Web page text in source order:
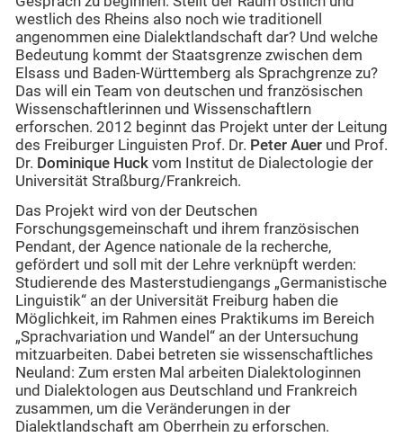
westlich des Rheins also noch wie traditionell
angenommen eine Dialektlandschaft dar? Und welche
Bedeutung kommt der Staatsgrenze zwischen dem
Elsass und Baden-Württemberg als Sprachgrenze zu?
Das will ein Team von deutschen und französischen
Wissenschaftlerinnen und Wissenschaftlern
erforschen. 2012 beginnt das Projekt unter der Leitung
des Freiburger Linguisten Prof. Dr. Peter Auer und Prof.
Dr. Dominique Huck vom Institut de Dialectologie der
Universität Straßburg/Frankreich.
Das Projekt wird von der Deutschen
Forschungsgemeinschaft und ihrem französischen
Pendant, der Agence nationale de la recherche,
gefördert und soll mit der Lehre verknüpft werden:
Studierende des Masterstudiengangs „Germanistische
Linguistik“ an der Universität Freiburg haben die
Möglichkeit, im Rahmen eines Praktikums im Bereich
„Sprachvariation und Wandel“ an der Untersuchung
mitzuarbeiten. Dabei betreten sie wissenschaftliches
Neuland: Zum ersten Mal arbeiten Dialektologinnen
und Dialektologen aus Deutschland und Frankreich
zusammen, um die Veränderungen in der
Dialektlandschaft am Oberrhein zu erforschen.